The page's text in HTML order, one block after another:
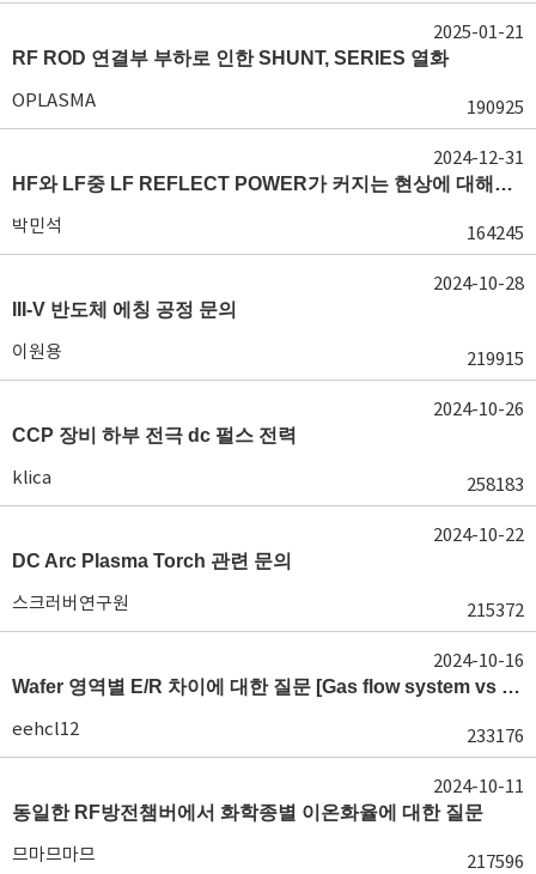
RF ROD 연결부 부하로 인한 SHUNT, SERIES 열화
OPLASMA 190925
2025-01-21
HF와 LF중 LF REFLECT POWER가 커지는 현상에 대해서 도움이 필요합니다.
박민석 164245
2024-12-31
III-V 반도체 에칭 공정 문의
이원용 219915
2024-10-28
CCP 장비 하부 전극 dc 펄스 전력
klica 258183
2024-10-26
DC Arc Plasma Torch 관련 문의
스크러버연구원 215372
2024-10-22
Wafer 영역별 E/R 차이에 대한 질문 [Gas flow system vs E/R]
eehcl12 233176
2024-10-16
동일한 RF방전챔버에서 화학종별 이온화율에 대한 질문
므마므마므 217596
2024-10-11